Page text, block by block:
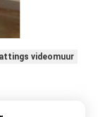
videomuur